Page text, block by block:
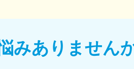
みありません